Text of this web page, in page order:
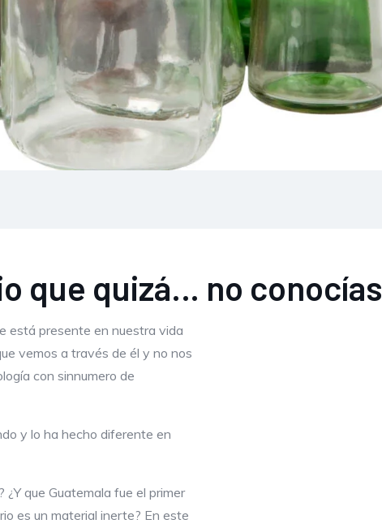
que quizá… no conocías
está presente en nuestra vida
vemos a través de él y no nos
con sinnumero de
y lo ha hecho diferente en
que Guatemala fue el primer
es un material inerte? En este